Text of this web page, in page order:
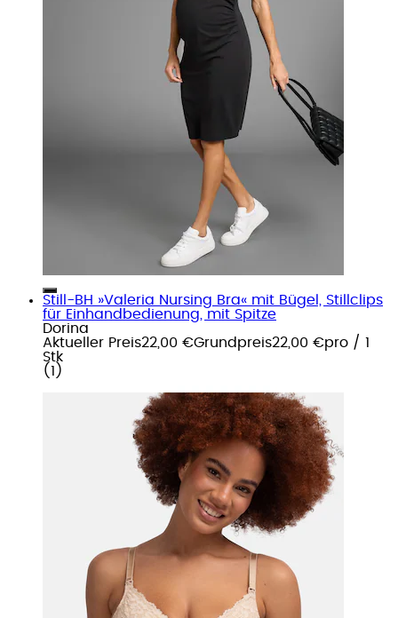
Still-BH »Valeria Nursing Bra« mit Bügel, Stillclips
für Einhandbedienung, mit Spitze
Dorina
Aktueller Preis22,00 €Grundpreis22,00 €pro / 1
Stk
( 1 )